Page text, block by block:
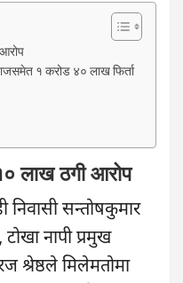
१ करोड ४० लाख फिर्ता
लाख ठगी आरोप
निवासी सन्तोषकुमार
नापी प्रमुख
श्रेष्ठले मिलेमतोमा